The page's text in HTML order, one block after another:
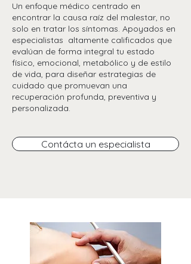
Un enfoque médico centrado en
encontrar la causa raíz del malestar, no
solo en tratar los síntomas. Apoyados en
especialistas altamente calificados que
evalúan de forma integral tu estado
físico, emocional, metabólico y de estilo
de vida, para diseñar estrategias de
cuidado que promuevan una
recuperación profunda, preventiva y
personalizada.
Contácta un especialista